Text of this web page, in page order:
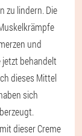
zu lindern. Die
und
behandelt
dieses Mittel
sich
dieser Creme